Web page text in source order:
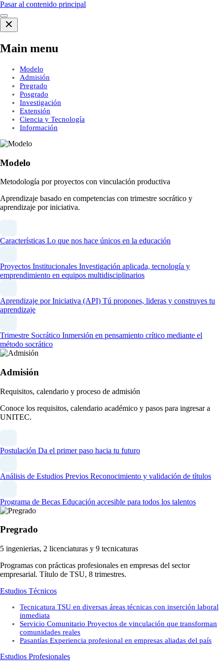
Pasar al contenido principal
Main menu
Modelo
Admisión
Pregrado
Posgrado
Investigación
Extensión
Ciencia y Tecnología
Información
Modelo
Metodología por proyectos con vinculación productiva
Aprendizaje basado en competencias con trimestre socrático y
aprendizaje por iniciativa.
Características Lo que nos hace únicos en la educación
Proyectos Institucionales Investigación aplicada, tecnología y
emprendimiento en equipos multidisciplinarios
Aprendizaje por Iniciativa (API) Tú propones, lideras y construyes tu
aprendizaje
Trimestre Socrático Inmersión en pensamiento crítico mediante el
método socrático
Admisión
Requisitos, calendario y proceso de admisión
Conoce los requisitos, calendario académico y pasos para ingresar a
UNITEC.
Postulación Da el primer paso hacia tu futuro
Análisis de Estudios Previos Reconocimiento y validación de títulos
Programa de Becas Educación accesible para todos los talentos
Pregrado
5 ingenierias, 2 licenciaturas y 9 tecnicaturas
Programas con prácticas profesionales en empresas del sector
empresarial. Título de TSU, 8 trimestres.
Estudios Técnicos
Tecnicatura TSU en diversas áreas técnicas con inserción laboral
inmediata
Servicio Comunitario Proyectos de vinculación que transforman
comunidades reales
Pasantías Experiencia profesional en empresas aliadas del país
Estudios Profesionales